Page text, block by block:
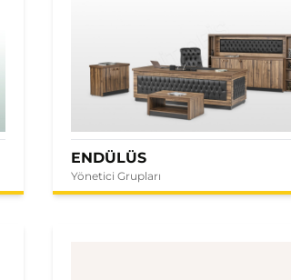
ENDÜLÜS
Yönetici Grupları